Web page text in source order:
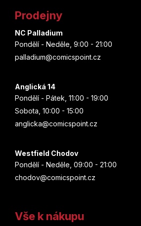
Prodejny
NC Palladium
Pondělí - Neděle, 9:00 - 21:00
palladium@comicspoint.cz
Anglická 14
Pondělí - Pátek, 11:00 - 19:00
Sobota, 10:00 - 15:00
anglicka@comicspoint.cz
Westfield Chodov
Pondělí - Neděle, 09:00 - 21:00
chodov@comicspoint.cz
Vše k nákupu